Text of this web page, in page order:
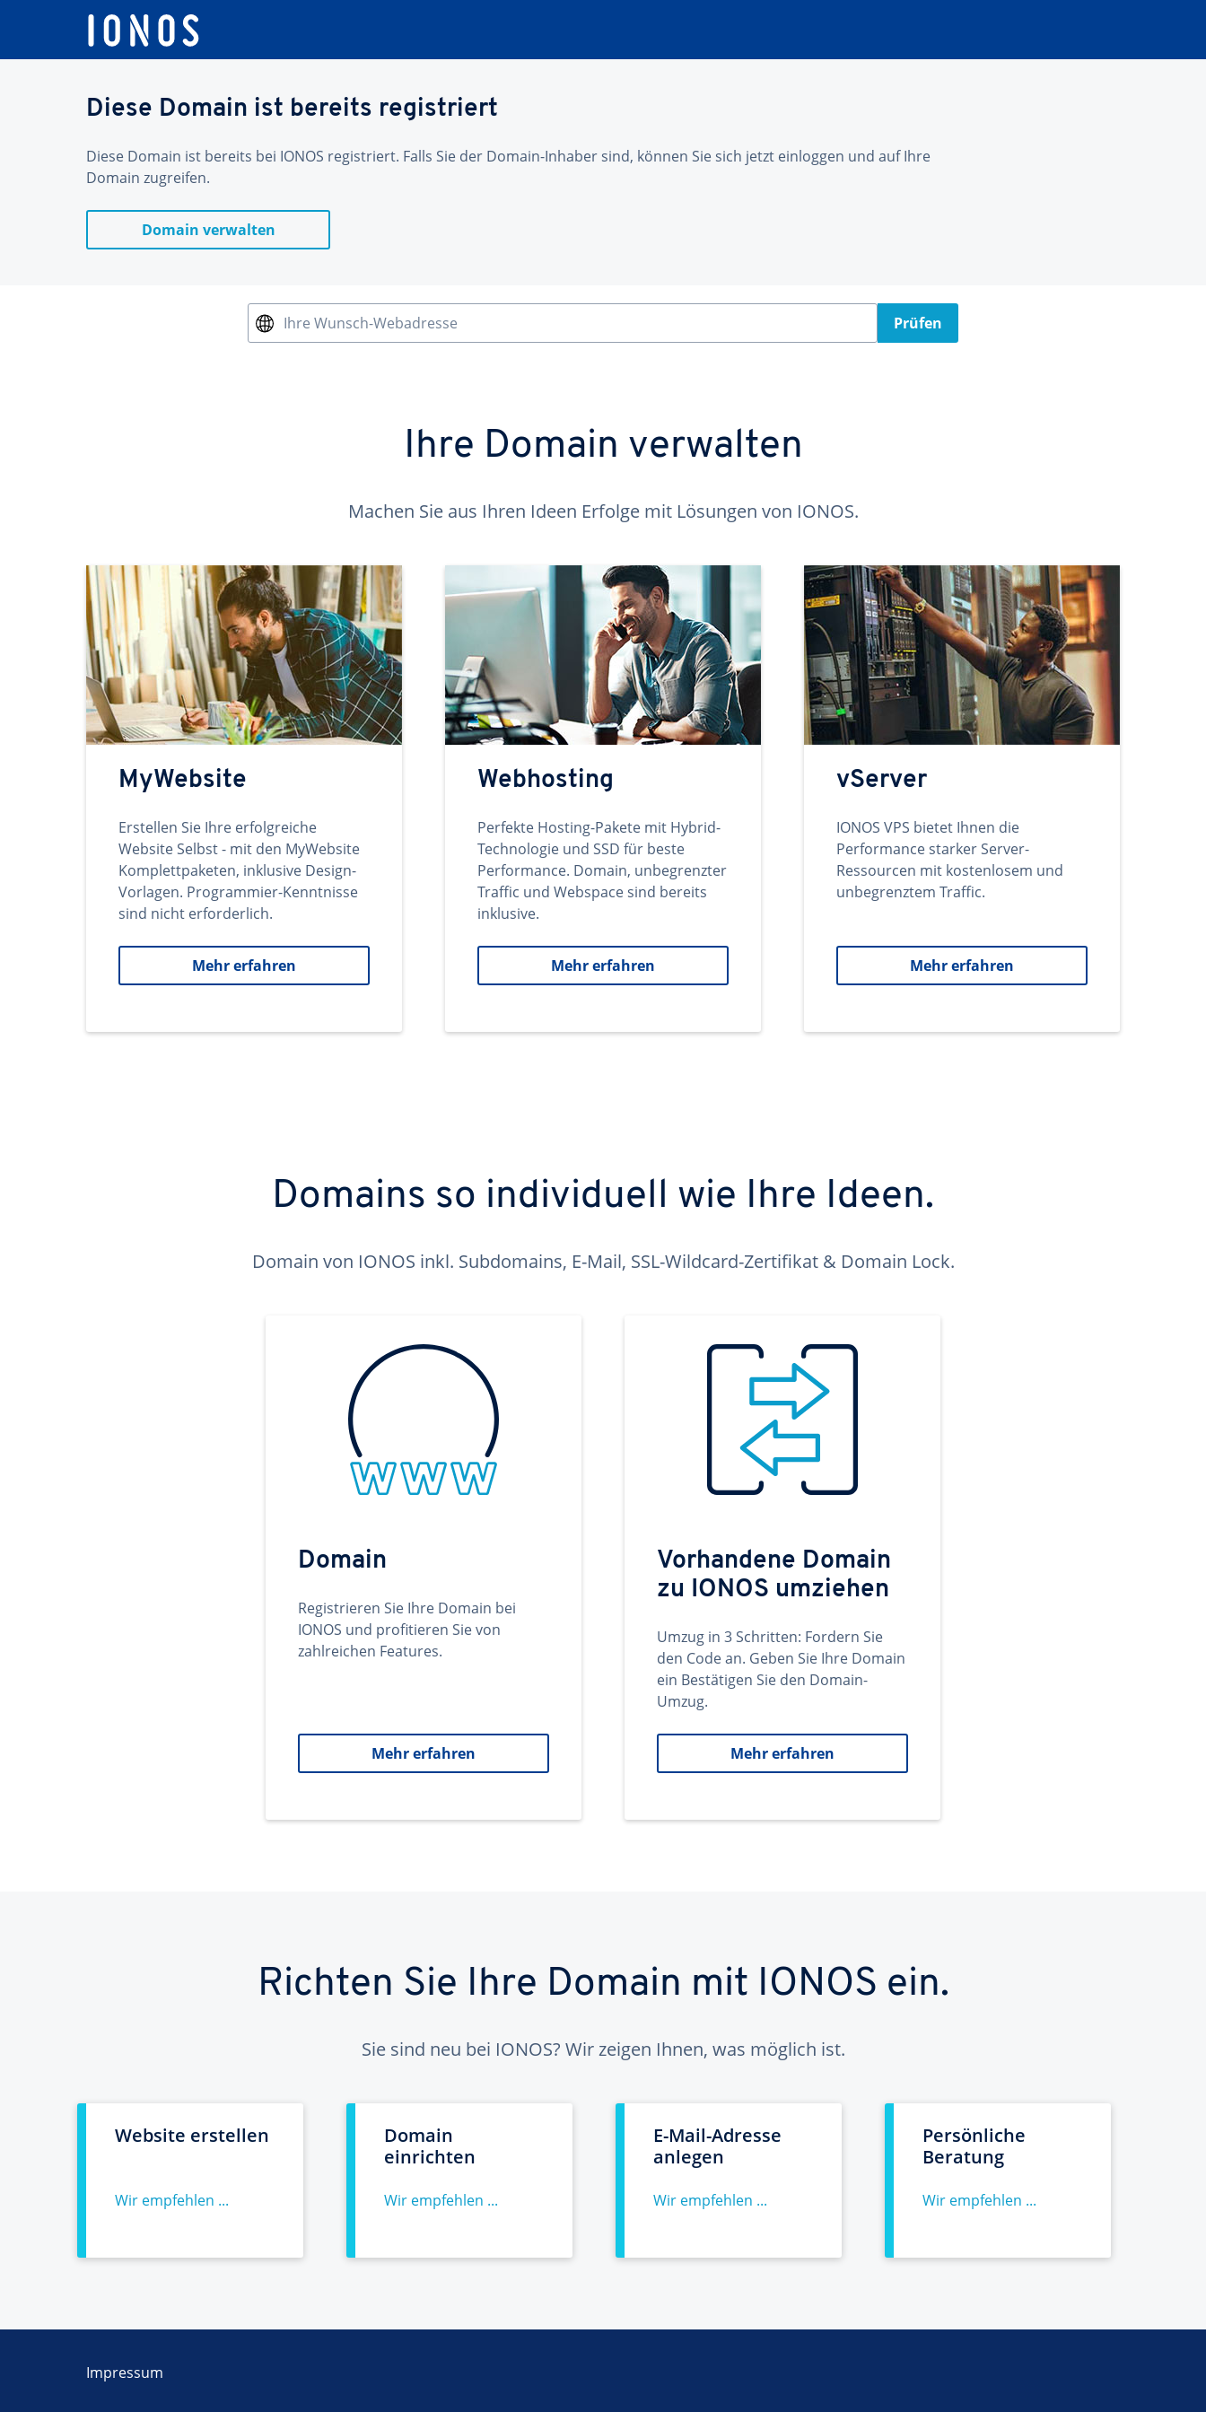
Diese Domain ist bereits registriert
Diese Domain ist bereits bei IONOS registriert. Falls Sie der Domain-Inhaber sind, können Sie sich jetzt einloggen und auf Ihre
Domain zugreifen.
Domain verwalten
Ihre Wunsch-Webadresse Prüfen
Ihre Domain verwalten
Machen Sie aus Ihren Ideen Erfolge mit Lösungen von IONOS.
MyWebsite
Erstellen Sie Ihre erfolgreiche
Website Selbst - mit den MyWebsite
Komplettpaketen, inklusive Design-
Vorlagen. Programmier-Kenntnisse
sind nicht erforderlich.
Mehr erfahren
Webhosting
Perfekte Hosting-Pakete mit Hybrid-
Technologie und SSD für beste
Performance. Domain, unbegrenzter
Traffic und Webspace sind bereits
inklusive.
Mehr erfahren
vServer
IONOS VPS bietet Ihnen die
Performance starker Server-
Ressourcen mit kostenlosem und
unbegrenztem Traffic.
Mehr erfahren
Domains so individuell wie Ihre Ideen.
Domain von IONOS inkl. Subdomains, E-Mail, SSL-Wildcard-Zertifikat & Domain Lock.
Domain
Registrieren Sie Ihre Domain bei
IONOS und profitieren Sie von
zahlreichen Features.
Mehr erfahren
Vorhandene Domain
zu IONOS umziehen
Umzug in 3 Schritten: Fordern Sie
den Code an. Geben Sie Ihre Domain
ein Bestätigen Sie den Domain-
Umzug.
Mehr erfahren
Richten Sie Ihre Domain mit IONOS ein.
Sie sind neu bei IONOS? Wir zeigen Ihnen, was möglich ist.
Website erstellen
Wir empfehlen ...
Domain
einrichten
Wir empfehlen ...
E-Mail-Adresse
anlegen
Wir empfehlen ...
Persönliche
Beratung
Wir empfehlen ...
Impressum